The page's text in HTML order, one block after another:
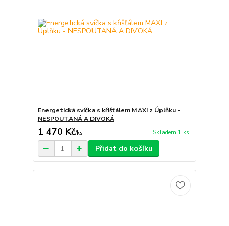
Energetická svíčka s křišťálem MAXI z Úplňku -
NESPOUTANÁ A DIVOKÁ
1 470 Kč/ks Skladem 1 ks
Přidat do košíku